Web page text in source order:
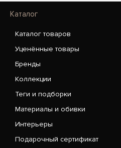
Каталог
Каталог товаров
Уценённые товары
Бренды
Коллекции
Теги и подборки
Материалы и обивки
Интерьеры
Подарочный сертификат